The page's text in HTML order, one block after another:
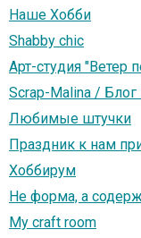
Наше Хобби
Shabby chic
Арт-студия "Ветер
Scrap-Malina /
Любимые штучки
Праздник к нам
Хоббирум
Не форма, а
My craft room